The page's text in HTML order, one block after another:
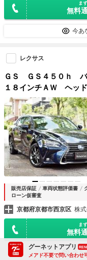
ま
無料
今あ
レクサス
ＧＳ ＧＳ４５０ｈ
１８インチＡＷ ヘッ
ット クリアランスソ
本 カードキー 車検Ｒ
販売店保証 車両状態評価書
ローン仮審査
京都府京都市西京区 株
ま
無料
今あ
グーネットアプリ
メアド不要で問い合わせ